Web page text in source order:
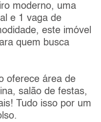
moderno, uma
e 1 vaga de
este imóvel
quem busca
oferece área de
salão de festas,
Tudo isso por um